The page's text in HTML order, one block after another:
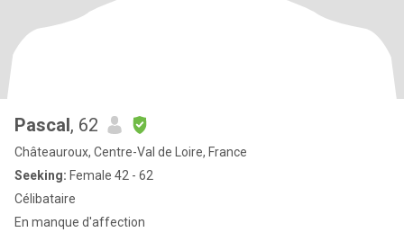
Pascal, 62
Châteauroux, Centre-Val de Loire, France
Seeking: Female 42 - 62
Célibataire
En manque d'affection